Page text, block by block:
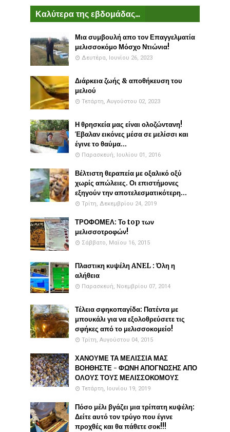
Καλύτερα της εβδομάδας...
Μια συμβουλή απο τον Επαγγελματία
μελισσοκόμο Μόσχο Ντιώνια!
Δευτέρα, Ιουνίου 26, 2023
Διάρκεια ζωής & αποθήκευση του
μελιού
Τετάρτη, Αυγούστου 02, 2023
Η θρησκεία μας είναι ολοζώντανη!
Έβαλαν εικόνες μέσα σε μελίσσι και
έγινε το θαύμα...
Παρασκευή, Ιουλίου 01, 2016
Βέλτιστη θεραπεία με οξαλικό οξύ
χωρίς απώλειες. Οι επιστήμονες
εξηγούν την αποτελεσματικότερη...
Τρίτη, Δεκεμβρίου 24, 2019
ΤΡΟΦΟΜΕΛ: Το top των
μελισσοτροφών!
Σάββατο, Μαΐου 16, 2015
Πλαστικη κυψέλη ANEL : Όλη η
αλήθεια
Παρασκευή, Νοεμβρίου 07, 2014
Τέλεια σφηκοπαγίδα: Πατέντα με
μπουκάλι για να εξολοθρεύσετε τις
σφήκες από το μελισσοκομείο!
Τρίτη, Αυγούστου 04, 2015
ΧΑΝΟΥΜΕ ΤΑ ΜΕΛΙΣΣΙΑ ΜΑΣ
ΒΟΗΘΗΣΤΕ - ΦΩΝΗ ΑΠΟΓΝΩΣΗΣ ΑΠΟ
ΟΛΟΥΣ ΤΟΥΣ ΜΕΛΙΣΣΟΚΟΜΟΥΣ
Τετάρτη, Ιουνίου 19, 2019
Πόσο μέλι βγάζει μια τρίπατη κυψέλη:
Δείτε αυτό τον τρύγο που έγινε
προχθές και θα πάθετε σοκ!!!